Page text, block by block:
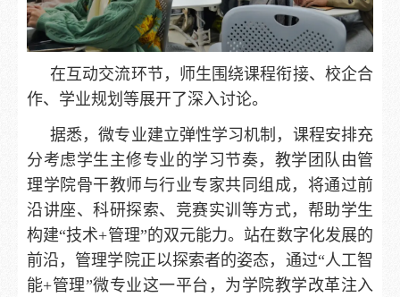
在互动交流环节，师生围绕课程衔接、校企合
作、学业规划等展开了深入讨论。
据悉，微专业建立弹性学习机制，课程安排充
分考虑学生主修专业的学习节奏，教学团队由管
理学院骨干教师与行业专家共同组成，将通过前
沿讲座、科研探索、竞赛实训等方式，帮助学生
构建“技术+管理”的双元能力。站在数字化发展的
前沿，管理学院正以探索者的姿态，通过“人工智
能+管理”微专业这一平台，为学院教学改革注入